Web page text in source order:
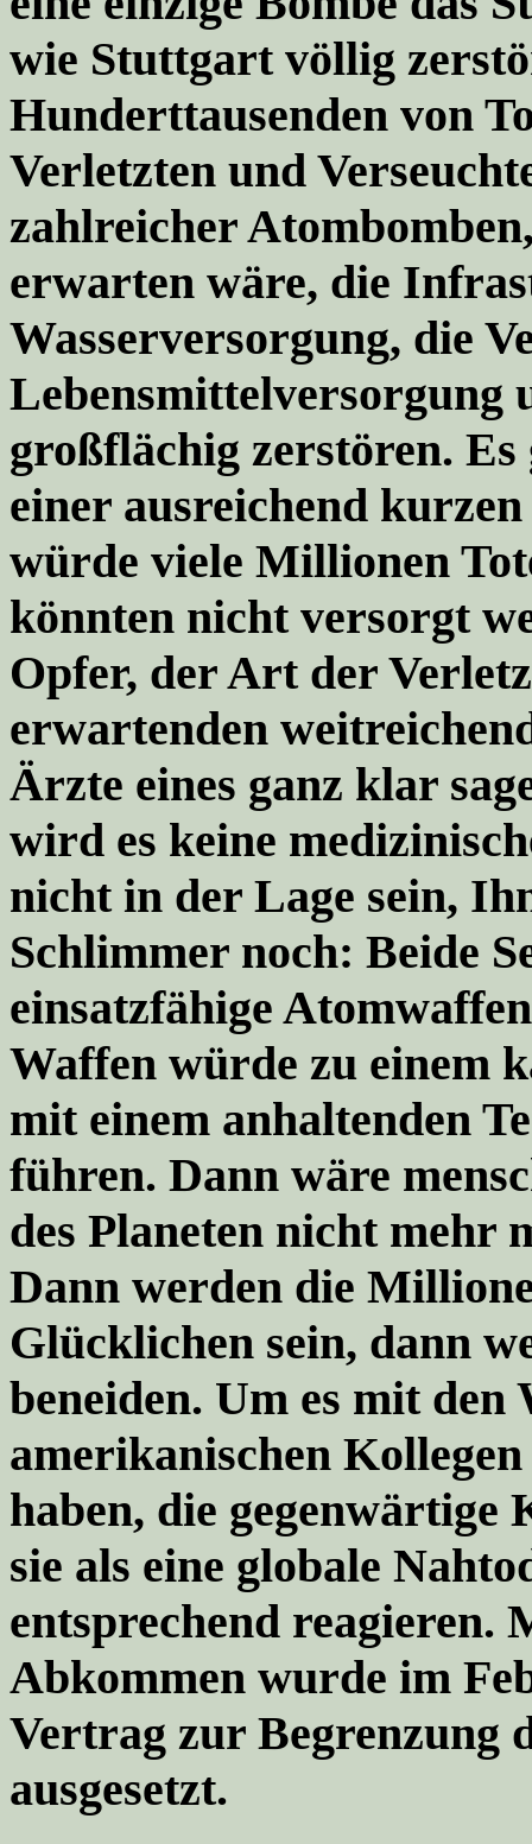
wie Stuttgart völlig
Hunderttausenden von
Verletzten und
zahlreicher
erwarten wäre, die
Wasserversorgung, die
Lebensmittelversorgung
großflächig zerstören. Es
einer ausreichend
würde viele Millionen
könnten nicht versorgt
Opfer, der Art der
erwartenden
Ärzte eines ganz klar
wird es keine
nicht in der Lage sein,
Schlimmer noch: Beide
einsatzfähige
Waffen würde zu einem
mit einem anhaltenden
führen. Dann wäre
des Planeten nicht mehr
Dann werden die
Glücklichen sein, dann
beneiden. Um es mit den
amerikanischen
haben, die gegenwärtige
sie als eine globale
entsprechend reagieren.
Abkommen wurde im
Vertrag zur Begrenzung
ausgesetzt.